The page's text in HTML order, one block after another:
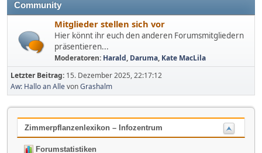
Community
Mitglieder stellen sich vor
Hier könnt ihr euch den anderen Forumsmitgliedern
präsentieren...
Moderatoren: Harald, Daruma, Kate MacLila
Letzter Beitrag: 15. Dezember 2025, 22:17:12
Aw: Hallo an AllevonGrashalm
Zimmerpflanzenlexikon – Infozentrum
Forumstatistiken